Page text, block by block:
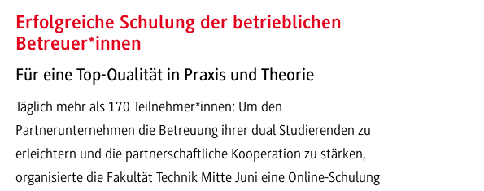
Erfolgreiche Schulung der betrieblichen
Betreuer*innen
Für eine Top-Qualität in Praxis und Theorie
Täglich mehr als 170 Teilnehmer*innen: Um den
Partnerunternehmen die Betreuung ihrer dual Studierenden zu
erleichtern und die partnerschaftliche Kooperation zu stärken,
organisierte die Fakultät Technik Mitte Juni eine Online-Schulung